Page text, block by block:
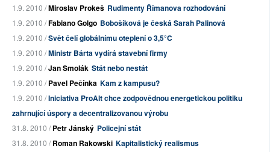
1.9. 2010 /Miroslav Prokeš Rudimenty Římanova rozhodování
1.9. 2010 /Fabiano Golgo Bobošíková je česká Sarah Palinová
1.9. 2010 /Svět čelí globálnímu oteplení o 3,5°C
1.9. 2010 /Ministr Bárta vydírá stavební firmy
1.9. 2010 /Jan Smolák Stát nebo nestát
1.9. 2010 /Pavel Pečínka Kam z kampusu?
1.9. 2010 /Iniciativa ProAlt chce zodpovědnou energetickou politiku
zahrnující úspory a decentralizovanou výrobu
31.8. 2010 /Petr Jánský Policejní stát
31.8. 2010 /Roman Rakowski Kapitalistický realismus